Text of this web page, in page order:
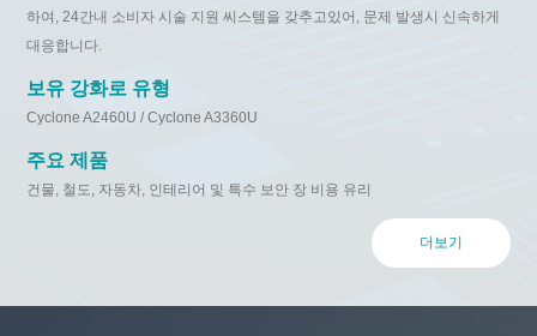
하여, 24간내 소비자 시술 지원 씨스템을 갖추고있어, 문제 발생시 신속하게
대응합니다.
보유 강화로 유형
Cyclone A2460U / Cyclone A3360U
주요 제품
건물, 철도, 자동차, 인테리어 및 특수 보안 장 비용 유리
더보기